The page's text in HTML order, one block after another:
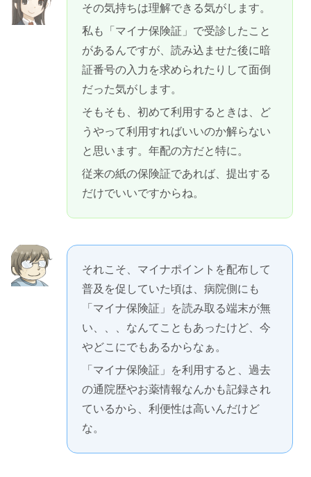
その気持ちは理解できる気がします。
私も「マイナ保険証」で受診したこと
があるんですが、読み込ませた後に暗
証番号の入力を求められたりして面倒
だった気がします。
そもそも、初めて利用するときは、ど
うやって利用すればいいのか解らない
と思います。年配の方だと特に。
従来の紙の保険証であれば、提出する
だけでいいですからね。
それこそ、マイナポイントを配布して
普及を促していた頃は、病院側にも
「マイナ保険証」を読み取る端末が無
い、、、なんてこともあったけど、今
やどこにでもあるからなぁ。
「マイナ保険証」を利用すると、過去
の通院歴やお薬情報なんかも記録され
ているから、利便性は高いんだけど
な。